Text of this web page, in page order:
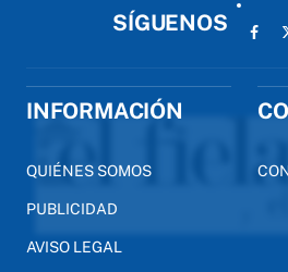
SÍGUENOS
INFORMACIÓN
QUIÉNES SOMOS
PUBLICIDAD
AVISO LEGAL